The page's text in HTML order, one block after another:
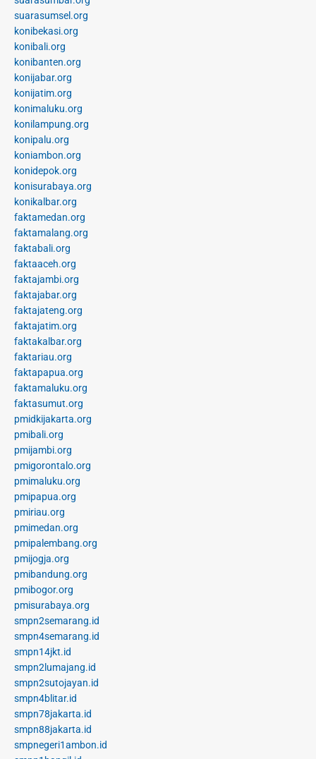
suarasumsel.org
konibekasi.org
konibali.org
konibanten.org
konijabar.org
konijatim.org
konimaluku.org
konilampung.org
konipalu.org
koniambon.org
konidepok.org
konisurabaya.org
konikalbar.org
faktamedan.org
faktamalang.org
faktabali.org
faktaaceh.org
faktajambi.org
faktajabar.org
faktajateng.org
faktajatim.org
faktakalbar.org
faktariau.org
faktapapua.org
faktamaluku.org
faktasumut.org
pmidkijakarta.org
pmibali.org
pmijambi.org
pmigorontalo.org
pmimaluku.org
pmipapua.org
pmiriau.org
pmimedan.org
pmipalembang.org
pmijogja.org
pmibandung.org
pmibogor.org
pmisurabaya.org
smpn2semarang.id
smpn4semarang.id
smpn14jkt.id
smpn2lumajang.id
smpn2sutojayan.id
smpn4blitar.id
smpn78jakarta.id
smpn88jakarta.id
smpnegeri1ambon.id